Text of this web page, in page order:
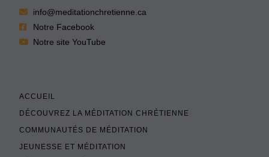
info@meditationchretienne.ca
Notre Facebook
Notre site YouTube
ACCUEIL
DÉCOUVREZ LA MÉDITATION CHRÉTIENNE
COMMUNAUTÉS DE MÉDITATION
JEUNESSE ET MÉDITATION